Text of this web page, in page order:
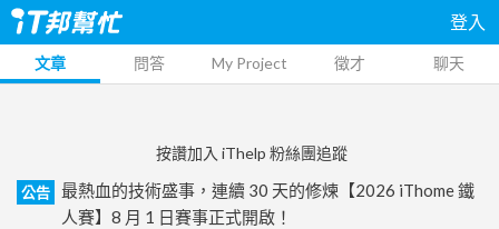
登入
文章 問答 My Project 徵才 聊天
按讚加入 iThelp 粉絲團追蹤
公告
最熱血的技術盛事，連續 30 天的修煉【2026 iThome 鐵
人賽】8 月 1 日賽事正式開啟！